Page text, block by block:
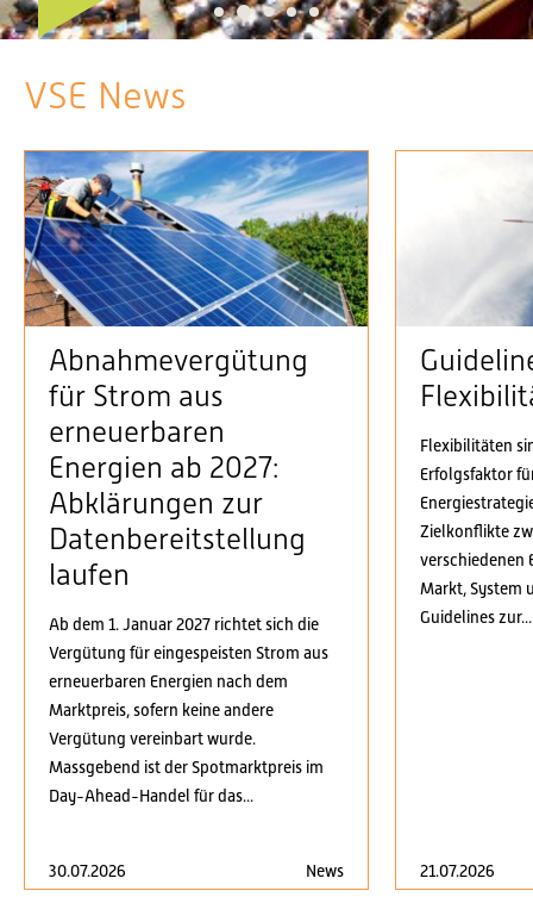
1 2 3 4 5
VSE News
Abnahmevergütung
für Strom aus
erneuerbaren
Energien ab 2027:
Abklärungen zur
Datenbereitstellung
laufen
Ab dem 1. Januar 2027 richtet sich die
Vergütung für eingespeisten Strom aus
erneuerbaren Energien nach dem
Marktpreis, sofern keine andere
Vergütung vereinbart wurde.
Massgebend ist der Spotmarktpreis im
Day-Ahead-Handel für das...
30.07.2026 News
Flexibilitäten
Erfolgsfaktor
Zielkonflikte
verschiedenen
Markt, System
Guidelines zur...
21.07.2026